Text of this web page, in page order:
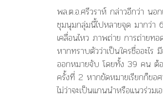
พล.ต.อ.ศรีวราห์ กล่าวอีกว่า น
ชุมนุมกลุ่มนี้ไปหลายจุด มากว่า
เคลื่อนไหว ภาพถ่าย การถ่าย
หากทราบตัวว่าเป็นใครชื่ออะไร
ออกหมายจับ โดยทั้ง 39 คน ต้
ครั้งที่ 2 หากขัดหมายเรียกก็ขอ
ไม่ว่าจะเป็นแกนนำหรือแนวร่วมเ